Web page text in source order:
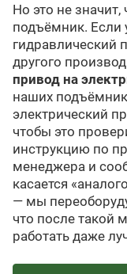
Но это не
подъёмник. Если
гидравлический
другого
привод на
наших
электрический
чтобы это
инструкцию по
менеджера и
касается
— мы
что после такой
работать даже